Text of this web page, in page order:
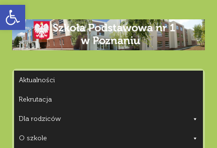
Otwórz pasek narzędzi
Aktualności
Rekrutacja
Dla rodziców
O szkole